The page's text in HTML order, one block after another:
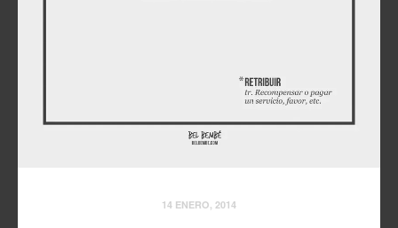
14 ENERO, 2014